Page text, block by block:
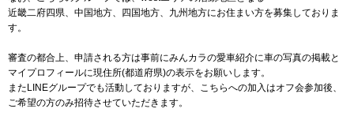
近畿二府四県、中国地方、四国地方、九州地方にお住まい方を募集しておりま
す。
審査の都合上、申請される方は事前にみんカラの愛車紹介に車の写真の掲載と
マイプロフィールに現住所(都道府県)の表示をお願いします。
またLINEグループでも活動しておりますが、こちらへの加入はオフ会参加後、
ご希望の方のみ招待させていただきます。